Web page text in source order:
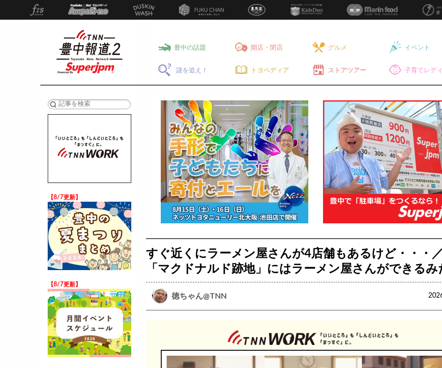
豊中の話題 開店・閉店 グルメ イベント
謎を追え！ トヨペディア ストアツアー 子育てレデ
すぐ近くにラーメン屋さんが4店舗もあるけど・・・
「マクドナルド跡地」にはラーメン屋さんができるみ
徳ちゃん@TNN
【8/7更新】
【8/7更新】